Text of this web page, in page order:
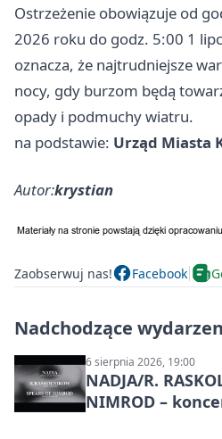
Ostrzeżenie obowiązuje od
2026 roku do godz. 5:00 1
oznacza, że najtrudniejsze
nocy, gdy burzom będą
opady i podmuchy wiatru.
na podstawie: Urząd Miasta
Autor:krystian
Zaobserwuj nas! Facebook
Nadchodzące
6 sierpnia 2026, 19:00
NADJA/R.
NIMROD –